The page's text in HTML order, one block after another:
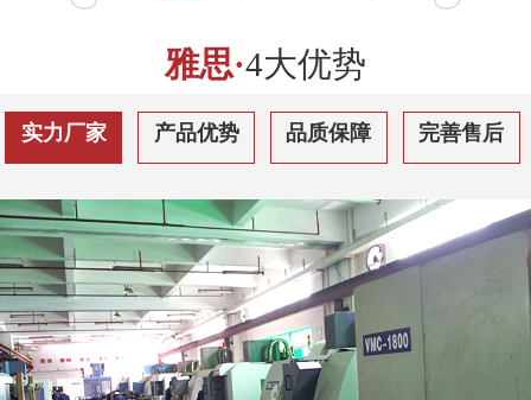
雅思·4大优势
实力厂家 产品优势 品质保障 完善售后